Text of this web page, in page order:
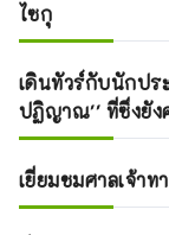
ไซกุ
เดินทัวร์กับนักปร
ปฏิญาณ'' ที่ซึ่งยัง
เยี่ยมชมศาลเจ้า